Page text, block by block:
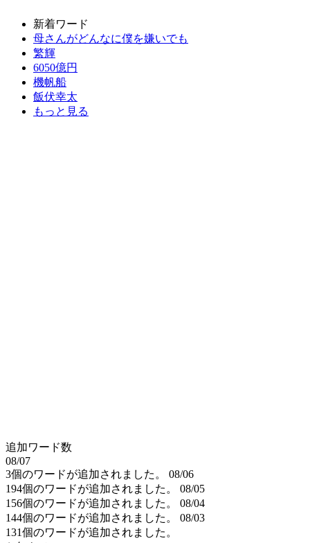
新着ワード
母さんがどんなに僕を嫌いでも
繁輝
6050億円
機帆船
飯伏幸太
もっと見る
追加ワード数
08/07
3個のワードが追加されました。
08/06
194個のワードが追加されました。
08/05
156個のワードが追加されました。
08/04
144個のワードが追加されました。
08/03
131個のワードが追加されました。